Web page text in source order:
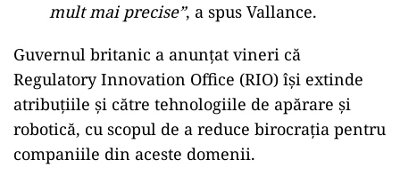
mult mai precise”, a spus Vallance.
Guvernul britanic a anunțat vineri că
Regulatory Innovation Office (RIO) își extinde
atribuțiile și către tehnologiile de apărare și
robotică, cu scopul de a reduce birocrația pentru
companiile din aceste domenii.